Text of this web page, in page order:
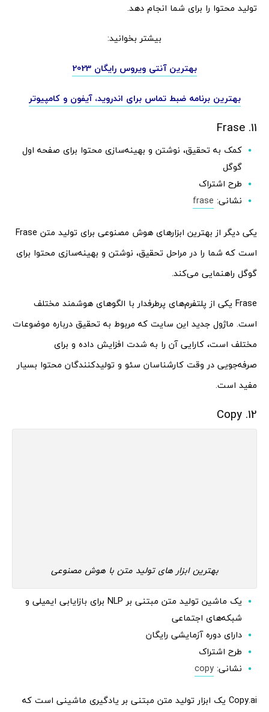
تولید محتوا را برای شما انجام دهد.
بیشتر بخوانید:
بهترین آنتی ویروس رایگان 2023
بهترین برنامه ضبط تماس برای اندروید، آیفون و کامپیوتر
11. Frase
کمک به تحقیق، نوشتن و بهینه‌سازی محتوا برای صفحه اول
گوگل
طرح اشتراک
نشانی: frase
یکی دیگر از بهترین ابزارهای هوش مصنوعی برای تولید متن Frase
است که شما را در مراحل تحقیق، نوشتن و بهینه‌سازی محتوا برای
گوگل راهنمایی می‌کند.
Frase یکی از پلتفرم‌های پرطرفدار با الگوهای هوشمند مختلف
است. ماژول جدید این سایت که مربوط به تحقیق درباره موضوعات
مختلف است، کارایی آن را به شدت افزایش داده و برای
صرفه‌جویی در وقت کارشناسان سئو و تولیدکنندگان محتوا بسیار
مفید است.
12. Copy
بهترین ابزار های تولید متن با هوش مصنوعی
یک ماشین تولید متن مبتنی بر NLP برای بازایابی ایمیلی و
شبکه‌های اجتماعی
دارای دوره آزمایشی رایگان
طرح اشتراک
نشانی: copy
Copy.ai یک ابزار تولید متن مبتنی بر یادگیری ماشینی است که